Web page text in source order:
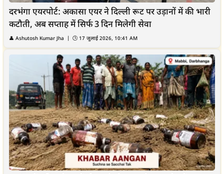
दरभंगा एयरपोर्ट: अकासा एयर ने दिल्ली रूट पर उड़ानों में की भारी
कटौती, अब सप्ताह में सिर्फ 3 दिन मिलेगी सेवा
👤 Ashutosh Kumar Jha | 🕒 17 जुलाई 2026, 10:41 AM